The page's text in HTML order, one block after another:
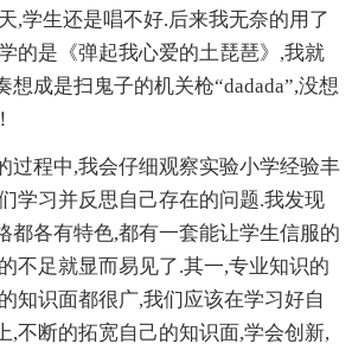
,学生还是唱不好.后来我无奈的用了
的是《弹起我心爱的土琵琶》,我就
想成是扫鬼子的机关枪“dadada”,没想
过程中,我会仔细观察实验小学经验丰
学习并反思自己存在的问题.我发现
都各有特色,都有一套能让学生信服的
不足就显而易见了.其一,专业知识的
知识面都很广,我们应该在学习好自
,不断的拓宽自己的知识面,学会创新,